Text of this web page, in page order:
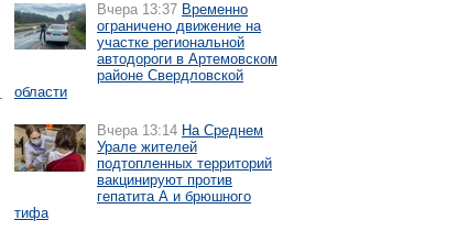
Вчера 13:37 Временно
ограничено движение на
участке региональной
автодороги в Артемовском
районе Свердловской
области
Вчера 13:14 На Среднем
Урале жителей
подтопленных территорий
вакцинируют против
гепатита А и брюшного
тифа